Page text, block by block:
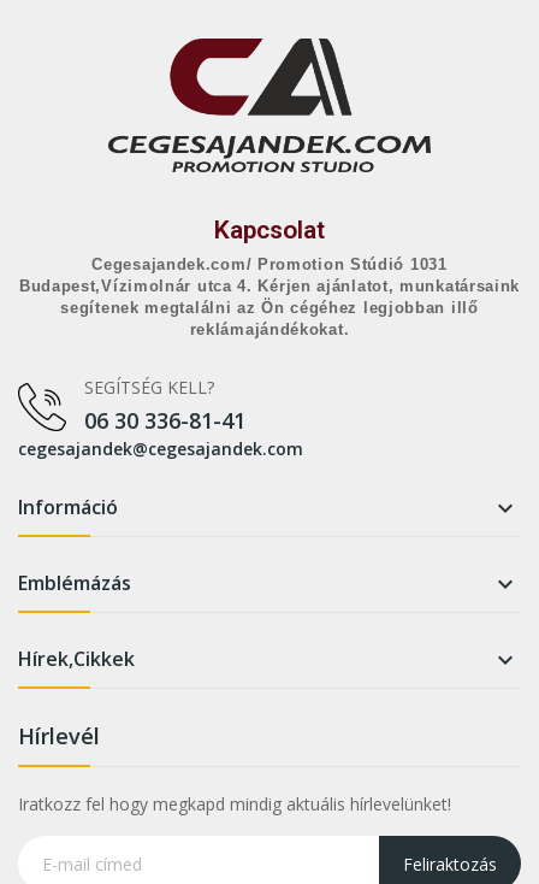
Kapcsolat
Cegesajandek.com/ Promotion Stúdió 1031
Budapest,Vízimolnár utca 4. Kérjen ajánlatot, munkatársaink
segítenek megtalálni az Ön cégéhez legjobban illő
reklámajándékokat.
SEGÍTSÉG KELL?
06 30 336-81-41
cegesajandek@cegesajandek.com
Információ 
Emblémázás 
Hírek,Cikkek 
Hírlevél
Iratkozz fel hogy megkapd mindig aktuális hírlevelünket!
Feliraktozás